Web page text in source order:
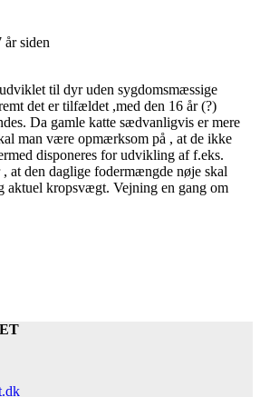
siden
til dyr uden sygdomsmæssige
det er tilfældet ,med den 16 år (?)
Da gamle katte sædvanligvis er mere
man være opmærksom på , at de ikke
disponeres for udvikling af f.eks.
at den daglige fodermængde nøje skal
aktuel kropsvægt. Vejning en gang om